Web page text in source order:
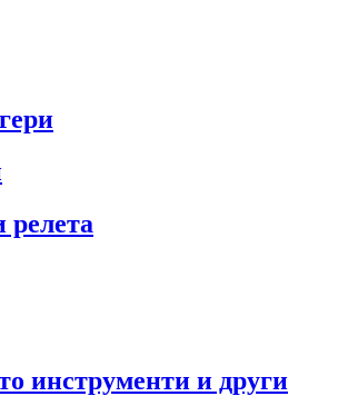
инструменти и други